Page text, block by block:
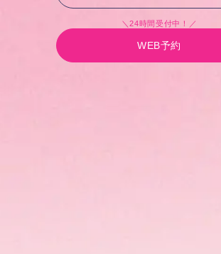
＼24時間受付中！／
WEB予約